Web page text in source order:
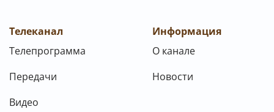
Телеканал
Телепрограмма
Передачи
Видео
Информация
О канале
Новости